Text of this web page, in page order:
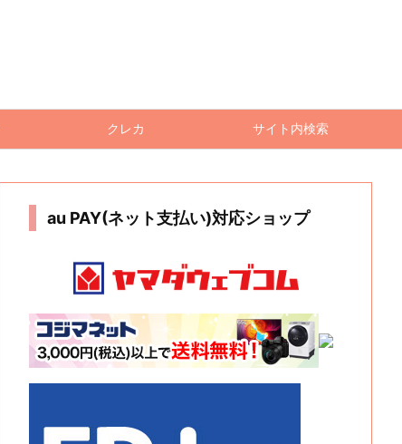
クレカ サイト内検索
au PAY(ネット支払い)対応ショップ